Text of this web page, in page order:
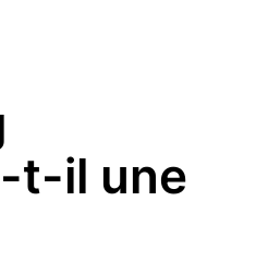
t-il une